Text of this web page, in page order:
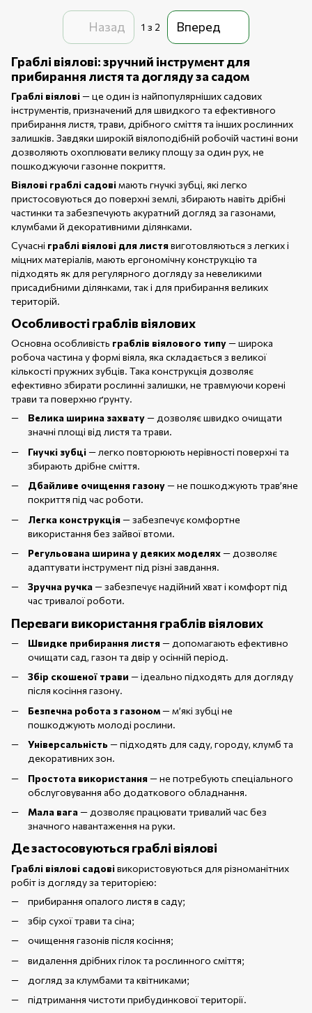
Назад 1 з 2 Вперед
Граблі віялові: зручний інструмент для
прибирання листя та догляду за садом
Граблі віялові— це один із найпопулярніших садових
інструментів, призначений для швидкого та ефективного
прибирання листя, трави, дрібного сміття та інших рослинних
залишків. Завдяки широкій віялоподібній робочій частині вони
дозволяють охоплювати велику площу за один рух, не
пошкоджуючи газонне покриття.
Віялові граблі садовімають гнучкі зубці, які легко
пристосовуються до поверхні землі, збирають навіть дрібні
частинки та забезпечують акуратний догляд за газонами,
клумбами й декоративними ділянками.
Сучасні граблі віялові для листявиготовляються з легких і
міцних матеріалів, мають ергономічну конструкцію та
підходять як для регулярного догляду за невеликими
присадибними ділянками, так і для прибирання великих
територій.
Особливості граблів віялових
Основна особливість граблів віялового типу— широка
робоча частина у формі віяла, яка складається з великої
кількості пружних зубців. Така конструкція дозволяє
ефективно збирати рослинні залишки, не травмуючи корені
трави та поверхню ґрунту.
Велика ширина захвату— дозволяє швидко очищати
значні площі від листя та трави.
Гнучкі зубці— легко повторюють нерівності поверхні та
збирають дрібне сміття.
Дбайливе очищення газону— не пошкоджують трав’яне
покриття під час роботи.
Легка конструкція— забезпечує комфортне
використання без зайвої втоми.
Регульована ширина у деяких моделях— дозволяє
адаптувати інструмент під різні завдання.
Зручна ручка— забезпечує надійний хват і комфорт під
час тривалої роботи.
Переваги використання граблів віялових
Швидке прибирання листя— допомагають ефективно
очищати сад, газон та двір у осінній період.
Збір скошеної трави — ідеально підходять для догляду
після косіння газону.
Безпечна робота з газоном— м’які зубці не
пошкоджують молоді рослини.
Універсальність— підходять для саду, городу, клумб та
декоративних зон.
Простота використання— не потребують спеціального
обслуговування або додаткового обладнання.
Мала вага— дозволяє працювати тривалий час без
значного навантаження на руки.
Де застосовуються граблі віялові
Граблі віялові садовівикористовуються для різноманітних
робіт із догляду за територією:
прибирання опалого листя в саду;
збір сухої трави та сіна;
очищення газонів після косіння;
видалення дрібних гілок та рослинного сміття;
догляд за клумбами та квітниками;
підтримання чистоти прибудинкової території.